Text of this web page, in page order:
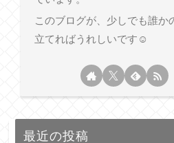
このブログが、少しでも誰か
立てればうれしいです☺︎
最近の投稿